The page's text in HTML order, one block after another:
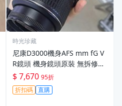
時光珍藏
尼康D3000機身AFS mm fG V
R鏡頭 機身鏡頭原裝 無拆修無
翻新 有輕微使用痕跡 鏡頭-34
30
$ 7,670 95折
折扣碼 直購